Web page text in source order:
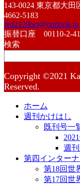
143-0024 東京都大
4662-5183
red2129oct@outlook.jp
振替口座 00110-2-
検索
Copyright ©2021
Reserved.
ホーム
週刊かけはし
既刊号一
週
第四インター
第18回世
第17回世